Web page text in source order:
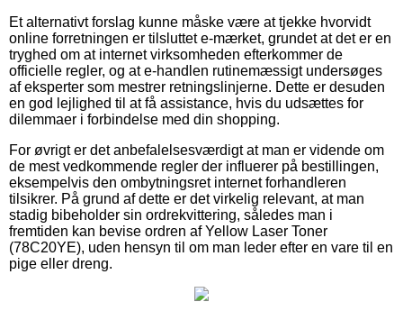
Et alternativt forslag kunne måske være at tjekke hvorvidt
online forretningen er tilsluttet e-mærket, grundet at det er en
tryghed om at internet virksomheden efterkommer de
officielle regler, og at e-handlen rutinemæssigt undersøges
af eksperter som mestrer retningslinjerne. Dette er desuden
en god lejlighed til at få assistance, hvis du udsættes for
dilemmaer i forbindelse med din shopping.
For øvrigt er det anbefalelsesværdigt at man er vidende om
de mest vedkommende regler der influerer på bestillingen,
eksempelvis den ombytningsret internet forhandleren
tilsikrer. På grund af dette er det virkelig relevant, at man
stadig bibeholder sin ordrekvittering, således man i
fremtiden kan bevise ordren af Yellow Laser Toner
(78C20YE), uden hensyn til om man leder efter en vare til en
pige eller dreng.